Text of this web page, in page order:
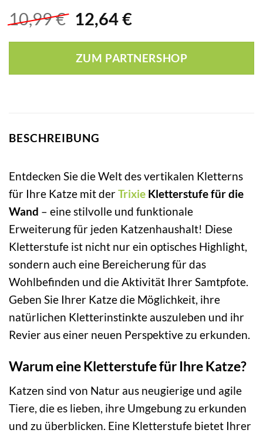
10,99€ Ursprünglicher
war:
10,99 €
12,64€Aktueller
ist:
12,64 €.
ZUM PARTNERSHOP
BESCHREIBUNG
Entdecken Sie die Welt des vertikalen Kletterns
für Ihre Katze mit derTrixie Kletterstufe für die
Wand – eine stilvolle und funktionale
Erweiterung für jeden Katzenhaushalt! Diese
Kletterstufe ist nicht nur ein optisches Highlight,
sondern auch eine Bereicherung für das
Wohlbefinden und die Aktivität Ihrer Samtpfote.
Geben Sie Ihrer Katze die Möglichkeit, ihre
natürlichen Kletterinstinkte auszuleben und ihr
Revier aus einer neuen Perspektive zu erkunden.
Warum eine Kletterstufe für Ihre Katze?
Katzen sind von Natur aus neugierige und agile
Tiere, die es lieben, ihre Umgebung zu erkunden
und zu überblicken. Eine Kletterstufe bietet Ihrer